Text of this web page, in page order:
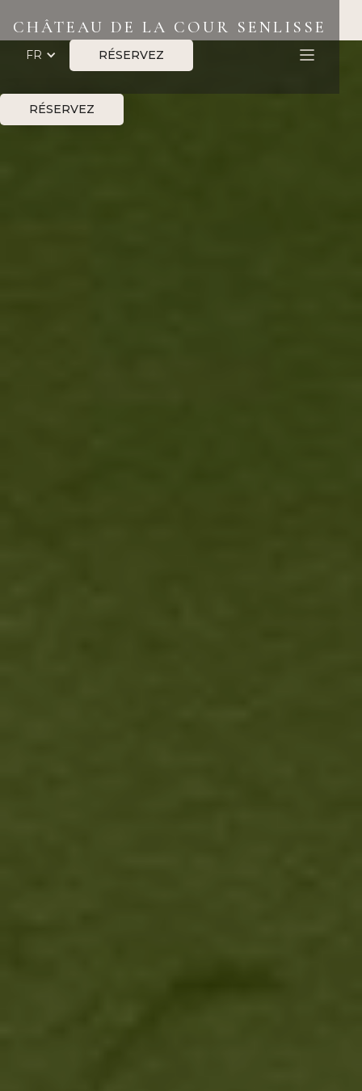
CHÂTEAU DE LA COUR SENLISSE
FR RÉSERVEZ
RÉSERVEZ